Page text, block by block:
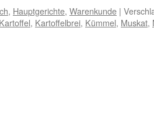
, Hauptgerichte, Warenkunde |
Kartoffel, Kartoffelbrei, Kümmel, Muskat,